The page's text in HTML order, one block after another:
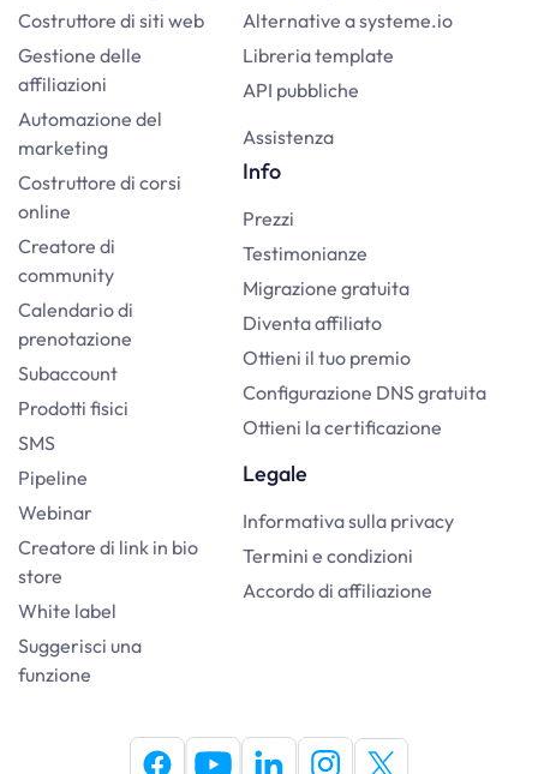
Costruttore di siti web
Gestione delle
affiliazioni
Automazione del
marketing
Costruttore di corsi
online
Creatore di
community
Calendario di
prenotazione
Subaccount
Prodotti fisici
SMS
Pipeline
Webinar
Creatore di link in bio
store
White label
Suggerisci una
funzione
Alternative a systeme.io
Libreria template
API pubbliche
Assistenza
Info
Prezzi
Testimonianze
Migrazione gratuita
Diventa affiliato
Ottieni il tuo premio
Configurazione DNS gratuita
Ottieni la certificazione
Legale
Informativa sulla privacy
Termini e condizioni
Accordo di affiliazione